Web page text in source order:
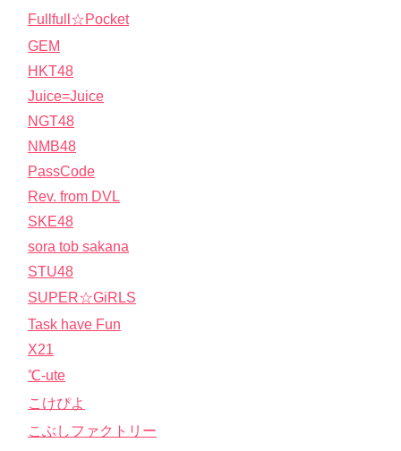
Fullfull☆Pocket
GEM
HKT48
Juice=Juice
NGT48
NMB48
PassCode
Rev. from DVL
SKE48
sora tob sakana
STU48
SUPER☆GiRLS
Task have Fun
X21
℃-ute
こけぴよ
こぶしファクトリー